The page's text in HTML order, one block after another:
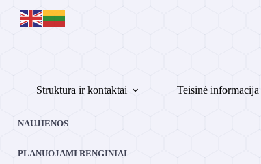
content
Struktūra ir kontaktai Teisinė informacija
NAUJIENOS
PLANUOJAMI RENGINIAI